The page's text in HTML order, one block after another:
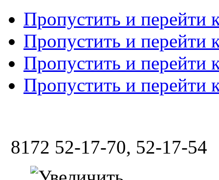
Пропустить и перейти
Пропустить и перейти
Пропустить и перейти
Пропустить и перейти
8172 52-17-70, 52-17-54